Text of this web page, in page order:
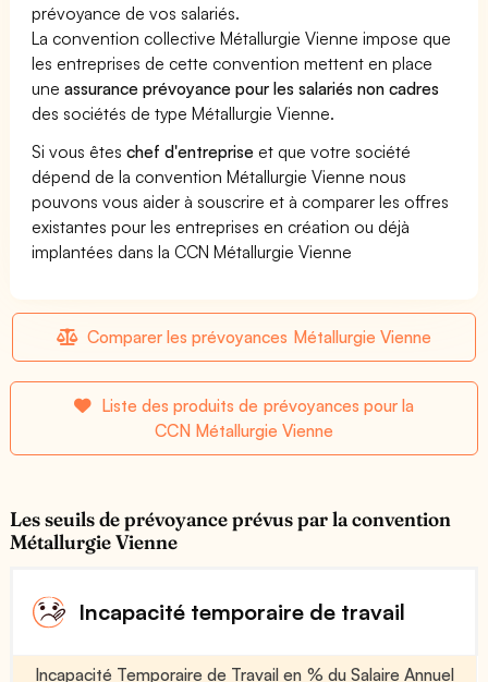
prévoyance de vos salariés.
La convention collective Métallurgie Vienne impose que
les entreprises de cette convention mettent en place
uneassurance prévoyance pour les salariés non cadres
des sociétés de type Métallurgie Vienne.
Si vous êteschef d'entreprise et que votre société
dépend de la convention Métallurgie Vienne nous
pouvons vous aider à souscrire et à comparer les offres
existantes pour les entreprises en création ou déjà
implantées dans la CCN Métallurgie Vienne
Comparer les prévoyances Métallurgie Vienne
Liste des produits de prévoyances pour la
CCN Métallurgie Vienne
Les seuils de prévoyance prévus par la convention
Métallurgie Vienne
Incapacité temporaire de travail
Incapacité Temporaire de Travail en % du Salaire Annuel